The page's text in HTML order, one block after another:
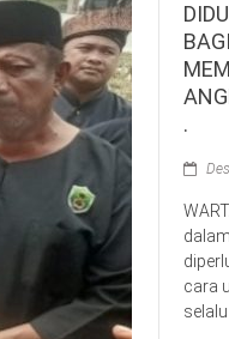
.
cara
selalu